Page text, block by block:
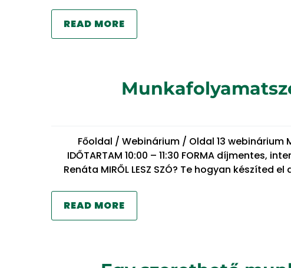
READ MORE
Főoldal / Webinárium / Oldal 13 webinárium
IDŐTARTAM 10:00 – 11:30 FORMA díjmentes,
Renáta MIRŐL LESZ SZÓ? Te hogyan
READ MORE